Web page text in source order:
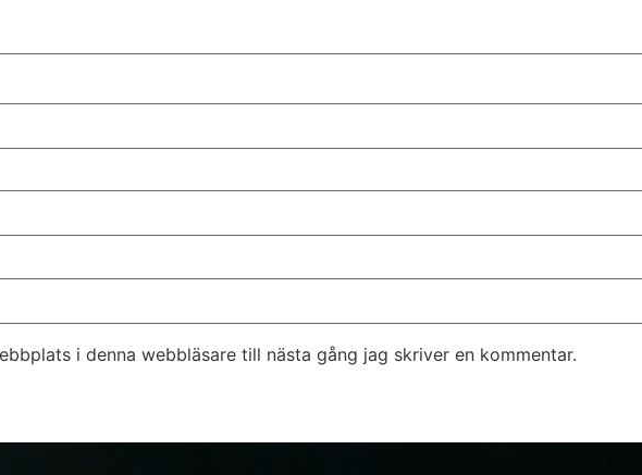
i denna webbläsare till nästa gång jag skriver en kommentar.